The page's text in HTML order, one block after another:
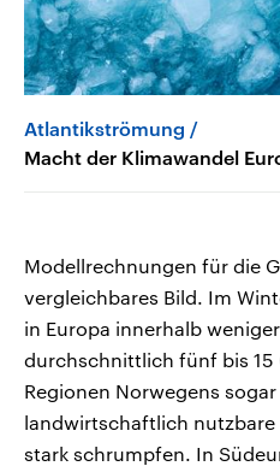
Atlantikströmung
Macht der Klimawandel
Modellrechnungen für die
vergleichbares Bild. Im
in Europa innerhalb
durchschnittlich fünf bis 15
Regionen Norwegens
landwirtschaftlich nutzbare
stark schrumpfen. In